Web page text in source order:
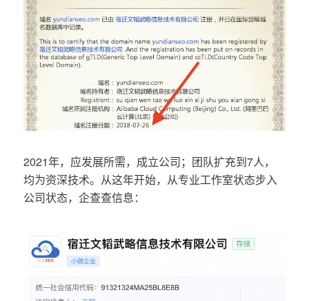
2021年，应发展所需，成立公司；团队扩充到7人，
均为资深技术。从这年开始，从专业工作室状态步入
公司状态，企查查信息：